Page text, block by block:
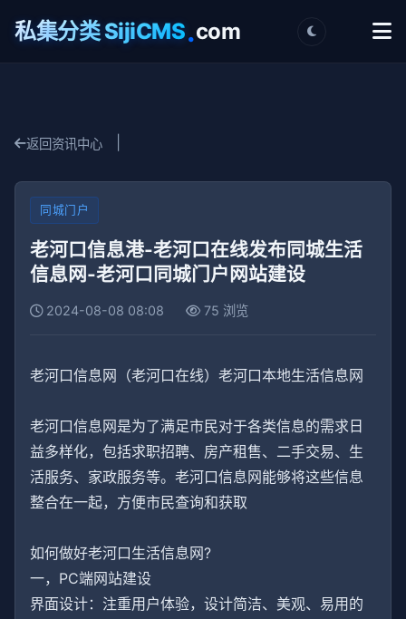
私集分类 SijiCMS.com
返回资讯中心
同城门户
老河口信息港-老河口在线发布同城生活
信息网-老河口同城门户网站建设
2024-08-08 08:08 75 浏览
老河口信息网（老河口在线）老河口本地生活信息网
老河口信息网是为了满足市民对于各类信息的需求日
益多样化，包括求职招聘、房产租售、二手交易、生
活服务、家政服务等。老河口信息网能够将这些信息
整合在一起，方便市民查询和获取
如何做好老河口生活信息网?
一，PC端网站建设
界面设计：注重用户体验，设计简洁、美观、易用的